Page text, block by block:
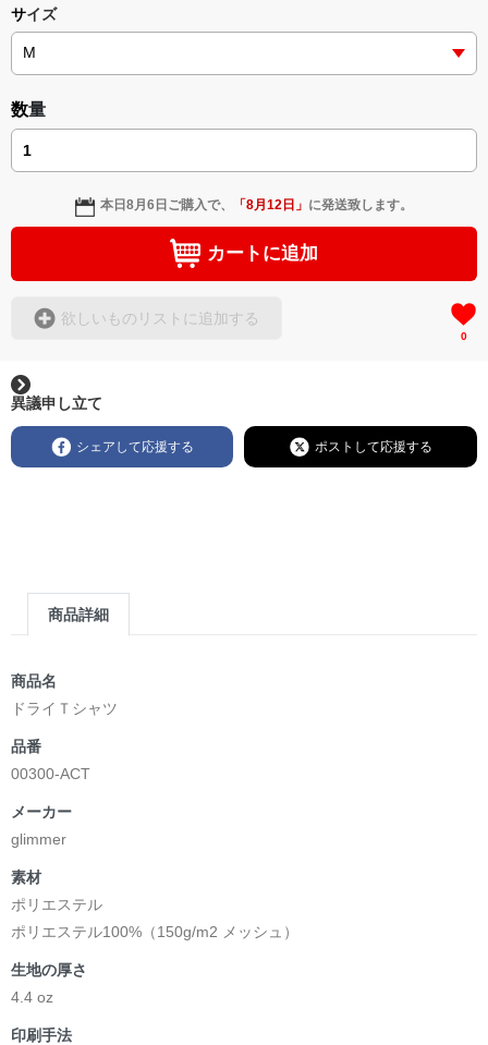
サイズ
数量
本日8月6日 ご購入で、 「8月12日 」 に発送致します。
カートに追加
欲しいものリストに追加する
0
異議申し立て
シェアして応援する ポストして応援する
商品詳細
商品名
ドライＴシャツ
品番
00300-ACT
メーカー
glimmer
素材
ポリエステル
ポリエステル100%（150g/m2 メッシュ）
生地の厚さ
4.4 oz
印刷手法